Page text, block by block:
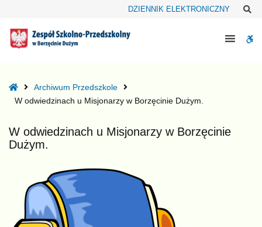
odwiedzinach
Borzęcinie
Dużym.
DZIENNIK ELEKTRONICZNY
HomeArchiwum Przedszkole
W odwiedzinach u Misjonarzy w Borzęcinie Dużym.
W odwiedzinach u Misjonarzy w Borzęcinie
Dużym.